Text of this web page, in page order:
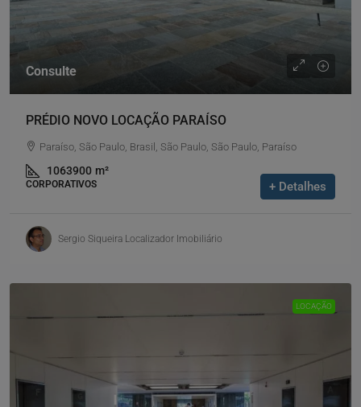
Consulte
PRÉDIO NOVO LOCAÇÃO PARAÍSO
Paraíso, São Paulo, Brasil, São Paulo, São Paulo, Paraíso
1063900 m²
CORPORATIVOS + Detalhes
Sergio Siqueira Localizador Imobiliário
LOCAÇÃO